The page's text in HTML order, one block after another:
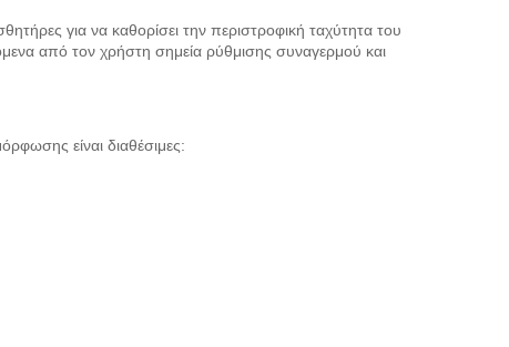
για να καθορίσει την περιστροφική ταχύτητα του
από τον χρήστη σημεία ρύθμισης συναγερμού και
είναι διαθέσιμες: